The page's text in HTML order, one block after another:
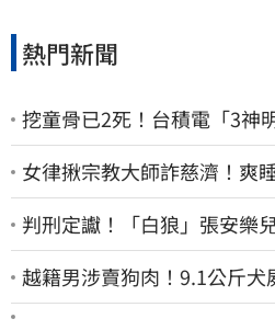
熱門新聞
挖童骨已2死！台積電「3神
女律揪宗教大師詐慈濟！爽
判刑定讞！「白狼」張安樂
越籍男涉賣狗肉！9.1公斤犬